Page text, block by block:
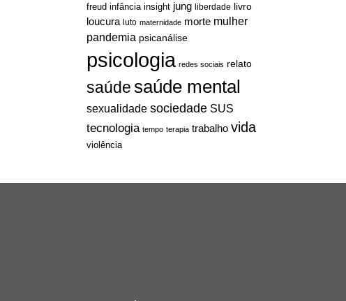
freud infância insight jung liberdade livro
loucura luto maternidade morte mulher
pandemia psicanálise
psicologia redes sociais relato
saúdesaúde mental
sexualidade sociedade SUS
tecnologia tempo terapia trabalho vida
violência